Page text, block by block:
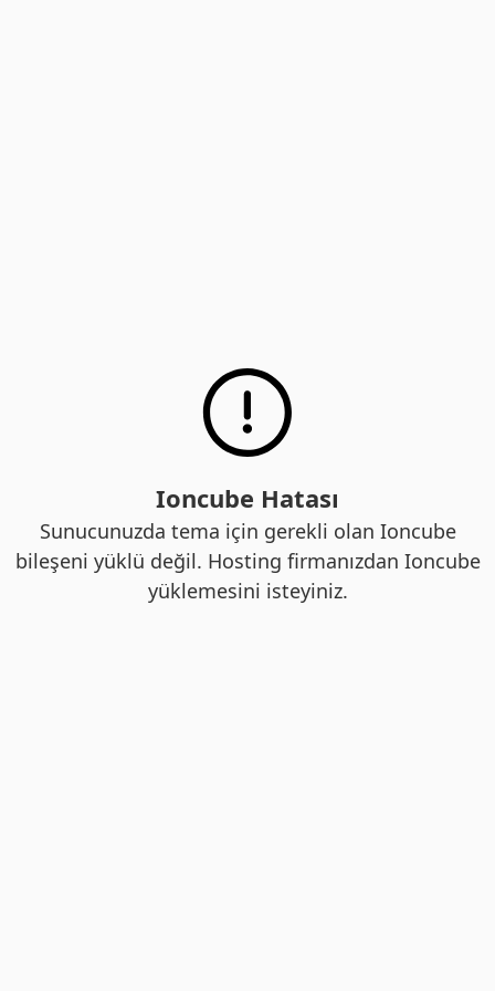
Ioncube Hatası
Sunucunuzda tema için gerekli olan Ioncube
bileşeni yüklü değil. Hosting firmanızdan Ioncube
yüklemesini isteyiniz.